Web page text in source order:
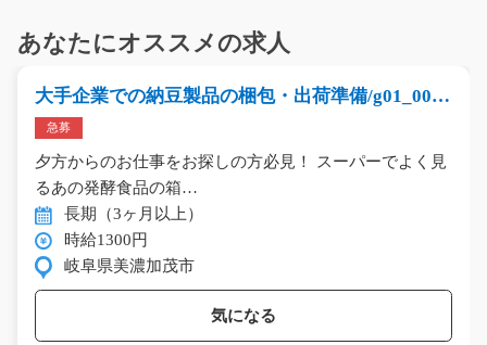
あなたにオススメの求人
大手企業での納豆製品の梱包・出荷準備/g01_0003
1急募
夕方からのお仕事をお探しの方必見！ スーパーでよく見
るあの発酵食品の箱…
長期（3ヶ月以上）
時給1300円
岐阜県美濃加茂市
気になる